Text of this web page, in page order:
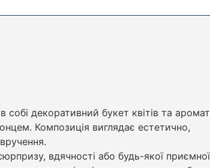
декоративний букет квітів та
Композиція виглядає естетично,
вдячності або будь-якої приємної